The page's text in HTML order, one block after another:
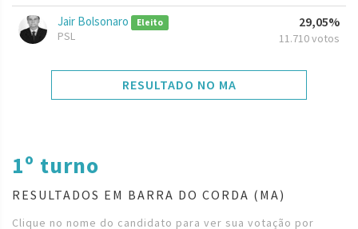
Jair Bolsonaro Eleito
PSL
29,05%
11.710 votos
RESULTADO NO MA
1º turno
RESULTADOS EM BARRA DO CORDA (MA)
Clique no nome do candidato para ver sua votação por